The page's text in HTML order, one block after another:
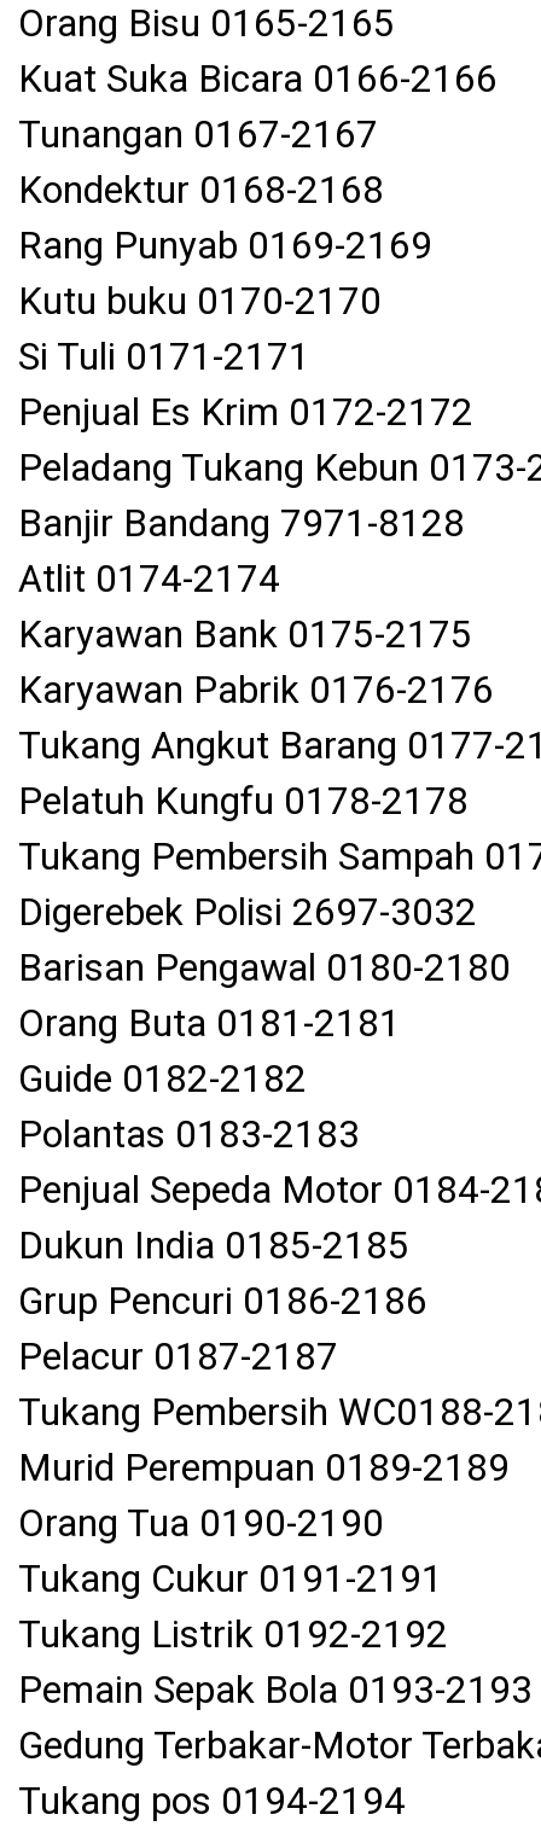
Orang Bisu 0165-2165
Kuat Suka Bicara 0166-2166
Tunangan 0167-2167
Kondektur 0168-2168
Rang Punyab 0169-2169
Kutu buku 0170-2170
Si Tuli 0171-2171
Penjual Es Krim 0172-2172
Peladang Tukang Kebun
Banjir Bandang 7971-8128
Atlit 0174-2174
Karyawan Bank 0175-2175
Karyawan Pabrik 0176-2176
Tukang Angkut Barang 0177-
Pelatuh Kungfu 0178-2178
Tukang Pembersih Sampah
Digerebek Polisi 2697-3032
Barisan Pengawal 0180-2180
Orang Buta 0181-2181
Guide 0182-2182
Polantas 0183-2183
Penjual Sepeda Motor 0184-
Dukun India 0185-2185
Grup Pencuri 0186-2186
Pelacur 0187-2187
Tukang Pembersih WC0188-
Murid Perempuan 0189-2189
Orang Tua 0190-2190
Tukang Cukur 0191-2191
Tukang Listrik 0192-2192
Pemain Sepak Bola 0193-2193
Gedung Terbakar-Motor
Tukang pos 0194-2194